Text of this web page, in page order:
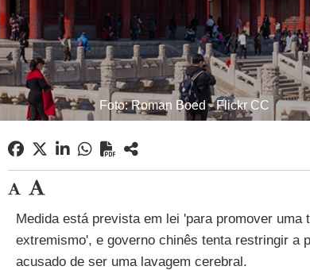
Foto: Roman Boed - Flickr CC
Medida está prevista em lei 'para promover
extremismo', e governo chinês tenta restringir a
acusado de ser uma lavagem cerebral.